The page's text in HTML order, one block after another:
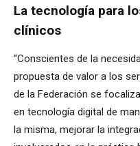
La tecnología para
clínicos
“Conscientes de la
propuesta de valor a los
de la Federación se
en tecnología digital de
la misma, mejorar la